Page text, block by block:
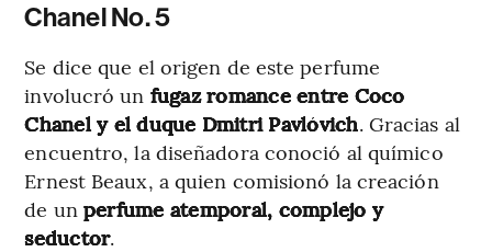
Chanel No. 5
Se dice que el origen de este perfume
involucró un fugaz romance entre Coco
Chanel y el duque Dmitri Pavlóvich. Gracias al
encuentro, la diseñadora conoció al químico
Ernest Beaux, a quien comisionó la creación
de un perfume atemporal, complejo y
seductor.